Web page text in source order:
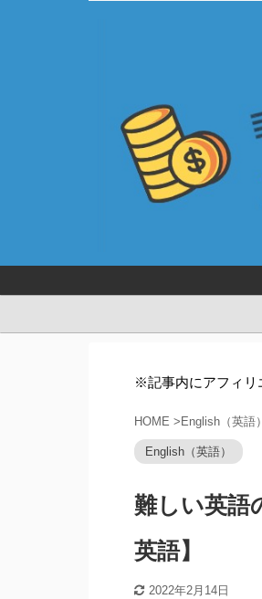
※記事内にアフィリ
HOME > English（英語）
English（英語）
難しい英語
英語】
2022年2月14日